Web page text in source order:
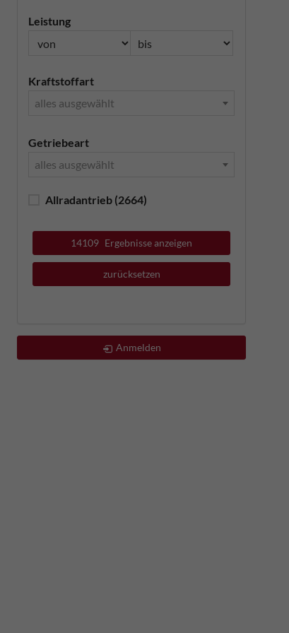
Leistung
Kraftstoffart
alles ausgewählt
Getriebeart
alles ausgewählt
Allradantrieb (2664)
14109 Ergebnisse anzeigen
zurücksetzen
Anmelden